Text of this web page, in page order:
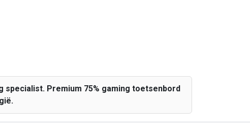
specialist. Premium 75% gaming toetsenbord